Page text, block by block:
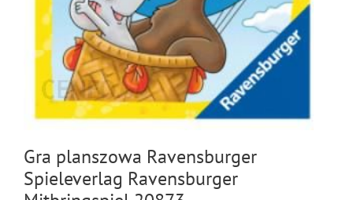
Gra planszowa Ravensburger
Spieleverlag Ravensburger